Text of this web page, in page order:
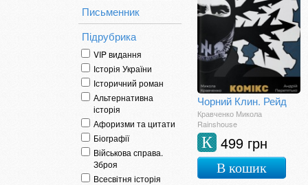
Письменник
Підрубрика
VIP видання
Історія України
Історичний роман
Альтернативна
історія
Афоризми та цитати
Біографії
Військова справа.
Зброя
Всесвітня історія
Чорний Клин. Рейд
Кравченко Микола
Rainshouse
499 грн
К
В кошик